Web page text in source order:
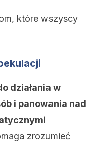
które wszyscy
działania w
i panowania nad
zrozumieć